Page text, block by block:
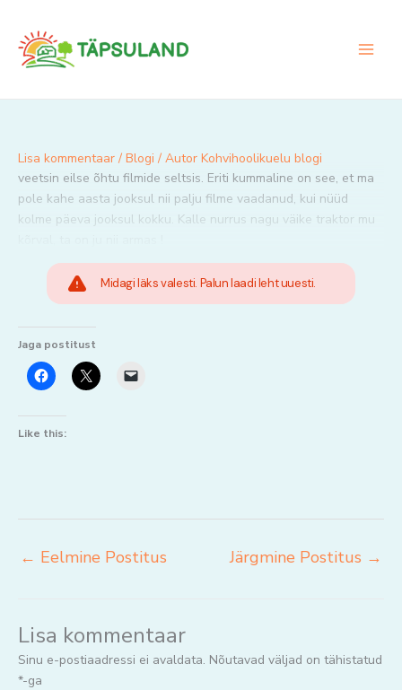
content
Lisa kommentaar / Blogi / Autor Kohvihoolikuelu blogi
veetsin eilse õhtu filmide seltsis. Eriti kummaline on see, et ma
pole kahe aasta jooksul nii palju filme vaadanud, kui nüüd
kolme päeva jooksul kokku. Kalle nurrus nagu väike traktor mu
Midagi läks valesti. Palun laadi leht uuesti.
Jaga postitust
Like this:
← Eelmine Postitus Järgmine Postitus →
Lisa kommentaar
Sinu e-postiaadressi ei avaldata. Nõutavad väljad on tähistatud
*-ga